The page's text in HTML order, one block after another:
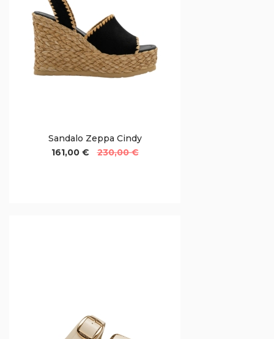
Sandalo Zeppa Cindy
161,00 €
230,00 €